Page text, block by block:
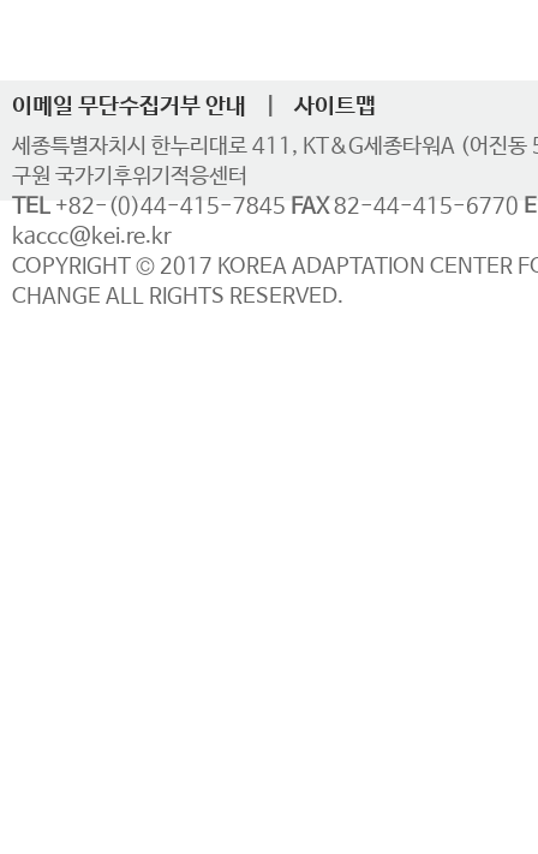
이메일 무단수집거부 안내 사이트맵
세종특별자치시 한누리대로 411, KT&G세종타워A (어진
구원 국가기후위기적응센터
TEL +82-(0)44-415-7845 FAX82-44-415-6770
kaccc@kei.re.kr
COPYRIGHT © 2017 KOREA ADAPTATION CENTER
CHANGE ALL RIGHTS RESERVED.